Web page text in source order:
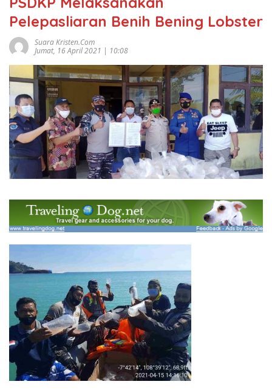
Pelepasliaran Benih Bening Lobster
Suara Kristen.com
Jumat, 16 April 2021 | 10:08